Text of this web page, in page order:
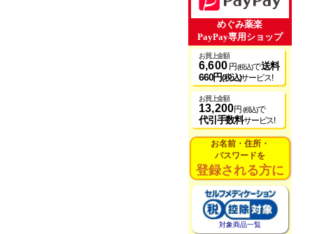
めぐみ薬楽
PayPay専用ショップ
お買上金額
6,600 円(税込)で送料
660円(税込)サービス!
お買上金額
13,200円 (税込)で
代引手数料サービス!
お名前・住所・
パスワードを
登録される方に
対象商品一覧